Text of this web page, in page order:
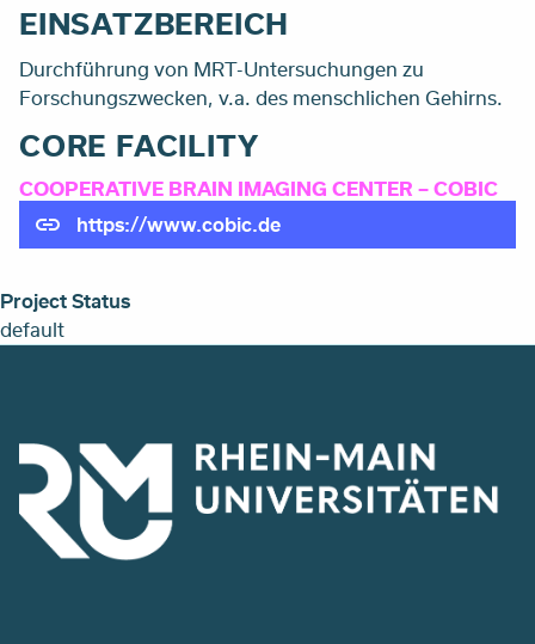
EINSATZBEREICH
Durchführung von MRT-Untersuchungen zu
Forschungszwecken, v.a. des menschlichen Gehirns.
CORE FACILITY
COOPERATIVE BRAIN IMAGING CENTER – COBIC
https://www.cobic.de
Project Status
default